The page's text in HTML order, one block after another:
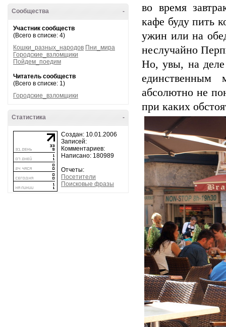
-
Сообщества
Участник сообществ
(Всего в списке: 4)
Кошки_разных_народов Пни_мира
Городские_взломщики
Пойдем_поедим
Читатель сообществ
(Всего в списке: 1)
Городские_взломщики
-
Статистика
Создан: 10.01.2006
Записей:
Комментариев:
Написано: 180989
Отчеты:
Посетители
Поисковые фразы
во время
кафе буду пить
ужин или на
неслучайно
Но, увы, на деле
абсолютно не
при каких